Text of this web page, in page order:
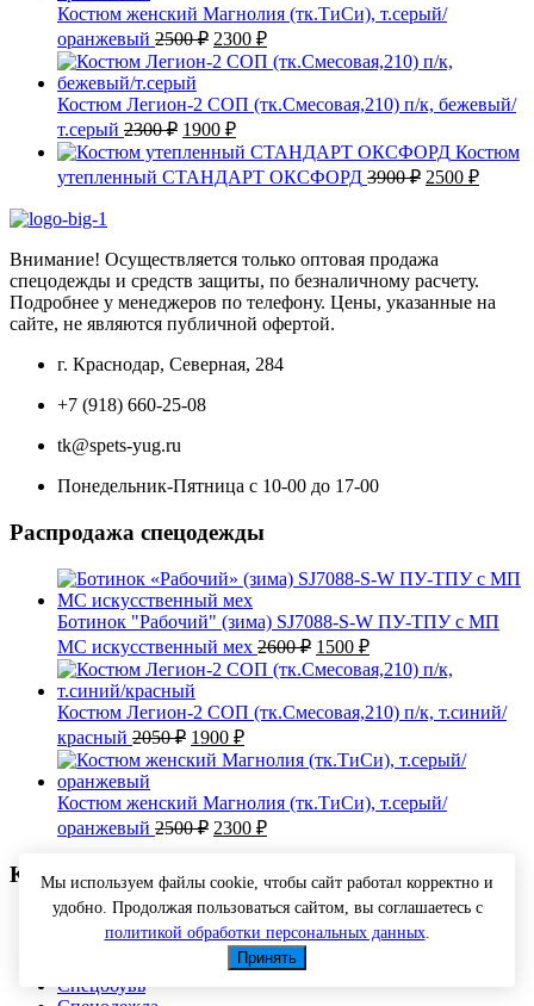
2050 ₽.
Костюм женский Магнолия (тк.ТиСи), т.серый/
оранжевый 2500₽ Первоначальная
цена
составляла
2500 ₽.
2300 ₽Текущая
цена:
Костюм Легион-2 СОП (тк.Смесовая,210) п/к, бежевый/
т.серый 2300₽ Первоначальная
цена
составляла
2300 ₽.
1900 ₽Текущая
цена:
1900 ₽.
Костюм
утепленный СТАНДАРТ ОКСФОРД 3900₽ 2500 ₽
Внимание! Осуществляется только оптовая продажа
спецодежды и средств защиты, по безналичному расчету.
Подробнее у менеджеров по телефону. Цены, указанные на
сайте, не являются публичной офертой.
г. Краснодар, Северная, 284
+7 (918) 660-25-08
tk@spets-yug.ru
Понедельник-Пятница с 10-00 до 17-00
Распродажа спецодежды
Ботинок "Рабочий" (зима) SJ7088-S-W ПУ-ТПУ с МП
МС искусственный мех 2600₽ Первоначальная
цена
составляла
2600 ₽.
1500 ₽Текущая
цена:
Костюм Легион-2 СОП (тк.Смесовая,210) п/к, т.синий/
красный 2050₽ Первоначальная
цена
составляла
2050 ₽.
1900 ₽Текущая
цена:
Костюм женский Магнолия (тк.ТиСи), т.серый/
оранжевый 2500₽ Первоначальная
2500 ₽.
2300 ₽Текущая
Категории товаров
Головные уборы
Перчатки рабочие
СИЗ (средства индивидуальной защиты)
Спецобувь
Мы используем файлы cookie, чтобы сайт работал корректно и
удобно. Продолжая пользоваться сайтом, вы соглашаетесь с
политикой обработки персональных данных.
Принять